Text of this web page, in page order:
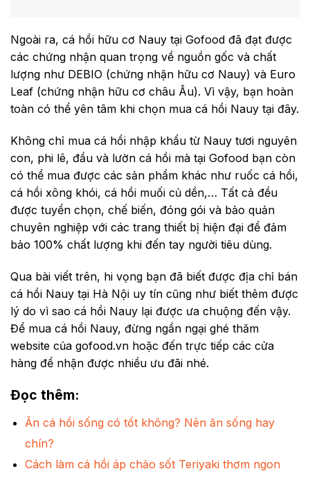
Ngoài ra, cá hồi hữu cơ Nauy tại Gofood đã đạt được
các chứng nhận quan trọng về nguồn gốc và chất
lượng như DEBIO (chứng nhận hữu cơ Nauy) và Euro
Leaf (chứng nhận hữu cơ châu Âu). Vì vậy, bạn hoàn
toàn có thể yên tâm khi chọn mua cá hồi Nauy tại đây.
Không chỉ mua cá hồi nhập khẩu từ Nauy tươi nguyên
con, phi lê, đầu và lườn cá hồi mà tại Gofood bạn còn
có thể mua được các sản phẩm khác như ruốc cá hồi,
cá hồi xông khói, cá hồi muối củ dền,… Tất cả đều
được tuyển chọn, chế biến, đóng gói và bảo quản
chuyên nghiệp với các trang thiết bị hiện đại để đảm
bảo 100% chất lượng khi đến tay người tiêu dùng.
Qua bài viết trên, hi vọng bạn đã biết được địa chỉ bán
cá hồi Nauy tại Hà Nội uy tín cũng như biết thêm được
lý do vì sao cá hồi Nauy lại được ưa chuộng đến vậy.
Để mua cá hồi Nauy, đừng ngần ngại ghé thăm
website của gofood.vn hoặc đến trực tiếp các cửa
hàng để nhận được nhiều ưu đãi nhé.
Đọc thêm:
Ăn cá hồi sống có tốt không? Nên ăn sống hay
chín?
Cách làm cá hồi áp chảo sốt Teriyaki thơm ngon